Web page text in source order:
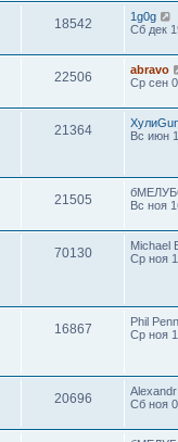
18542
1g0g
Сб дек
22506
abravo
Ср сен
21364
Вс июн
21505
Вс ноя
70130
Michael
Ср ноя
16867
Phil
Ср ноя
20696
Сб ноя